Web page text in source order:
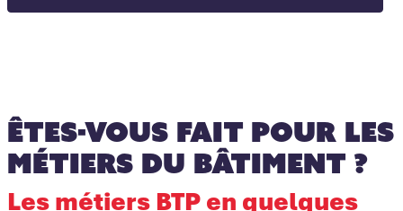
êtes-vous fait pour les
métierS du bâtiment ?
Les métiers BTP en quelques